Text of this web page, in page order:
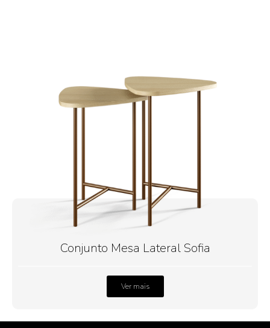
Conjunto Mesa Lateral Sofia
Ver mais